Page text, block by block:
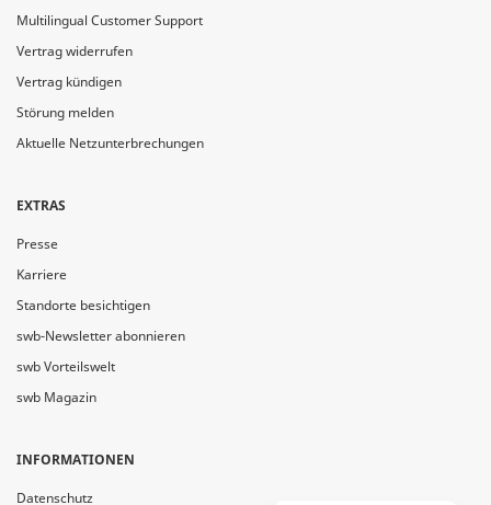
Multilingual Customer Support
Vertrag widerrufen
Vertrag kündigen
Störung melden
Aktuelle Netzunterbrechungen
EXTRAS
Presse
Karriere
Standorte besichtigen
swb-Newsletter abonnieren
swb Vorteilswelt
swb Magazin
INFORMATIONEN
Datenschutz